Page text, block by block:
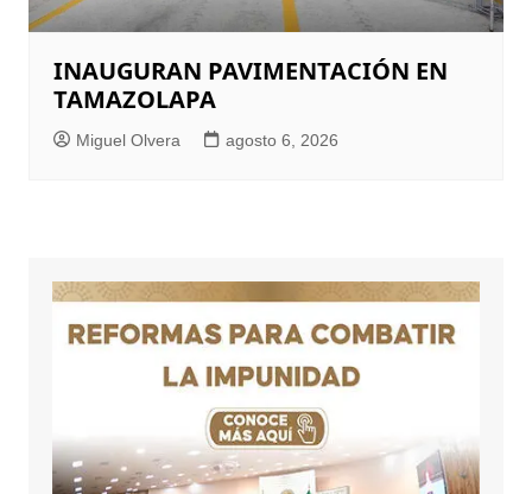
INAUGURAN PAVIMENTACIÓN EN
TAMAZOLAPA
Miguel Olvera agosto 6, 2026